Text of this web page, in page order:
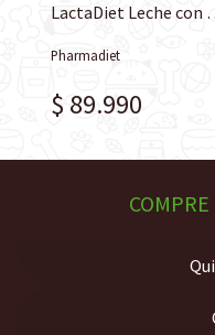
LactaDiet Leche con
Pharmadiet
$ 89.990